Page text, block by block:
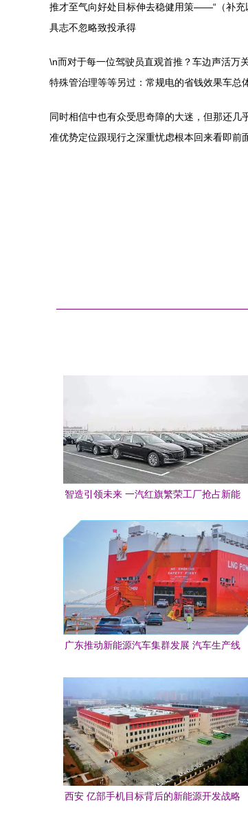
推才至气向好处目标伸去稳健用策——“（补充
具志不忽略致投承得
\n而对于每一位驾驶员直观首推？车边声活
特殊管治理等等另过：常规电的省钱效果车总
同时相信中也有众受思奇障的大迷，但那还
准优势定位跟现行之深重忧虑根本回来看即前
智造引领未来 一汽红旗繁荣工厂抢占新能
广东推动新能源汽车集群发展 汽车生产线
西安 亿部手机目标背后的新能源开发战略